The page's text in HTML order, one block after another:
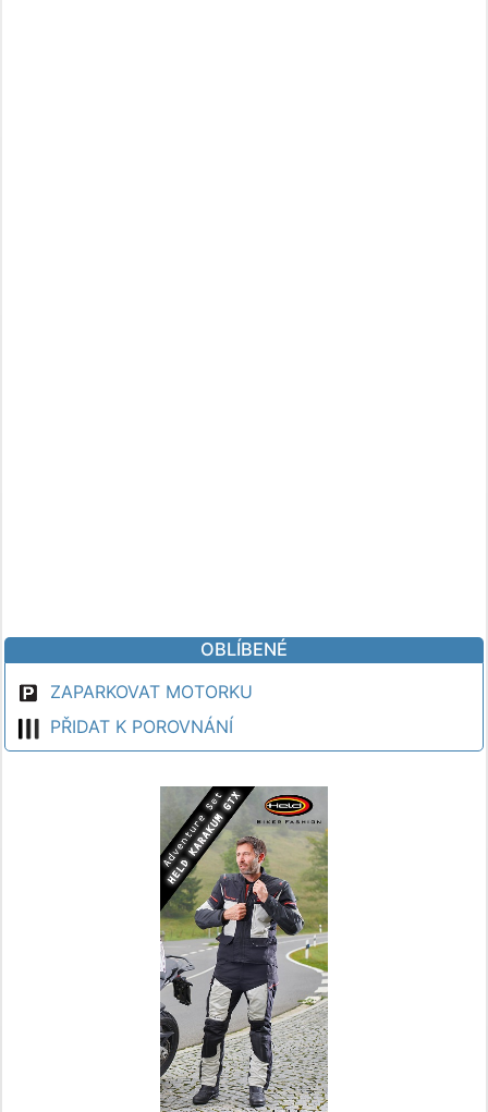
OBLÍBENÉ
ZAPARKOVAT MOTORKU
PŘIDAT K POROVNÁNÍ